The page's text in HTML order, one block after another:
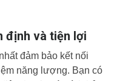
định và tiện lợi
đảm bảo kết nối
năng lượng. Bạn có